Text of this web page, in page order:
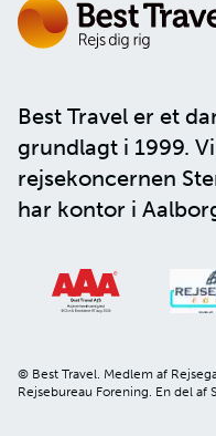
Best Travel er et
grundlagt i 1999.
rejsekoncernen
har kontor i
© Best Travel. Medlem af
Rejsebureau Forening. En del af